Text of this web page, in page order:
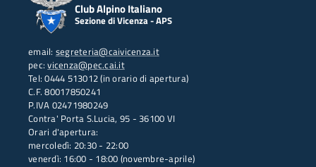
Club Alpino Italiano
Sezione di Vicenza - APS
email: segreteria@caivicenza.it
pec:vicenza@pec.cai.it
Tel: 0444 513012 (in orario di apertura)
C.F. 80017850241
P.IVA 02471980249
Contra' Porta S.Lucia, 95 - 36100 VI
Orari d'apertura:
mercoledì: 20:30 - 22:00
venerdì: 16:00 - 18:00 (novembre-aprile)